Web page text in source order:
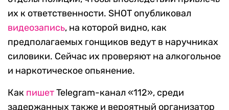
их к ответственности. SHOT опубликовал
видеозапись, на которой видно, как
предполагаемых гонщиков ведут в наручниках
силовики. Сейчас их проверяют на алкогольное
и наркотическое опьянение.
Как пишетTelegram-канал «112», среди
задержанных также и вероятный организатор